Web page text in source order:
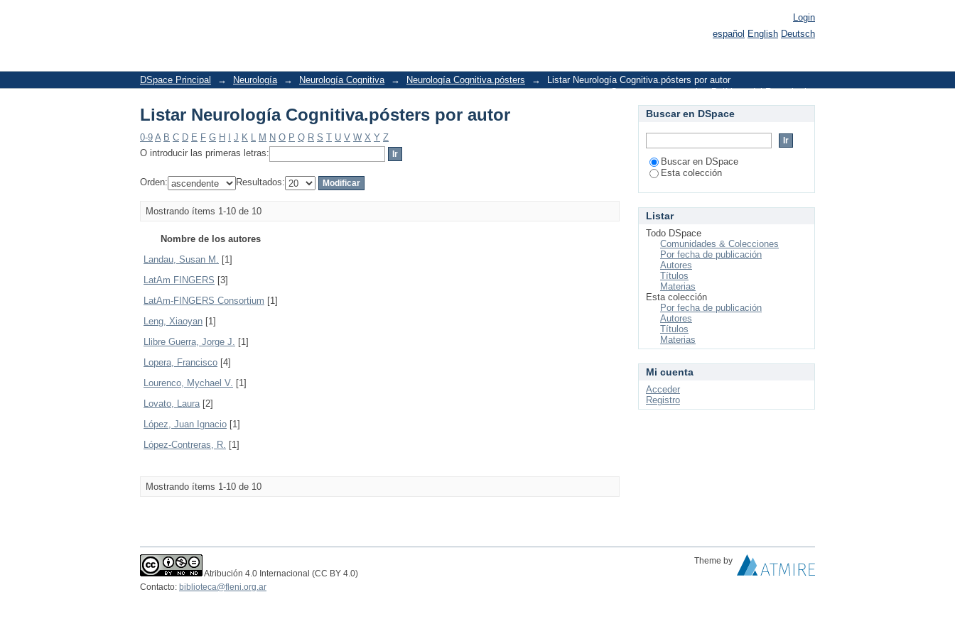
Login
español English Deutsch
DSpace Principal → Neurología → Neurología Cognitiva → Neurología Cognitiva.pósters →
Listar Neurología Cognitiva.pósters por autor
Políticas del Repositorio
Contacto y sugerencias
Listar Neurología Cognitiva.pósters por autor
0-9 A B C D E F G H J K L M N O P Q R S T U V W X Y Z
O introducir las primeras letras:
Orden: Resultados:
Mostrando ítems 1-10 de 10
Nombre de los autores
Landau, Susan M. [1]
LatAm FINGERS [3]
LatAm-FINGERS Consortium [1]
Leng, Xiaoyan [1]
Llibre Guerra, Jorge J. [1]
Lopera, Francisco [4]
Lourenco, Mychael V. [1]
Lovato, Laura[2]
López, Juan Ignacio [1]
López-Contreras, R. [1]
Mostrando ítems 1-10 de 10
Buscar en DSpace
Buscar en DSpace
Esta colección
Listar
Todo DSpace
Comunidades & Colecciones
Por fecha de publicación
Autores
Títulos
Materias
Esta colección
Por fecha de publicación
Autores
Títulos
Materias
Mi cuenta
Acceder
Registro
Atribución 4.0 Internacional (CC BY 4.0)
Theme by
Contacto: biblioteca@fleni.org.ar